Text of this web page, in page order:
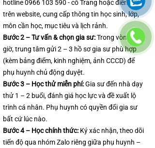
hotline0966 103 590 - cô Trang hoặc điền form
trên website, cung cấp thông tin học sinh, lớp,
môn cần học, mục tiêu và lịch rảnh.
Bước 2 – Tư vấn & chọn gia sư:Trong vòng 24
giờ, trung tâm gửi 2 – 3 hồ sơ gia sư phù hợp
(kèm bảng điểm, kinh nghiệm, ảnh CCCD) để
phụ huynh chủ động duyệt.
Bước 3 – Học thử miễn phí:Gia sư đến nhà dạy
thử 1 – 2 buổi, đánh giá học lực và đề xuất lộ
trình cá nhân. Phụ huynh có quyền đổi gia sư
bất cứ lúc nào.
Bước 4 – Học chính thức: Ký xác nhận, theo dõi
tiến độ qua nhóm Zalo riêng giữa phụ huynh –